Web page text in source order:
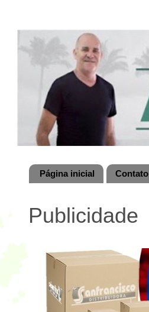
Página inicial Contato
Publicidade